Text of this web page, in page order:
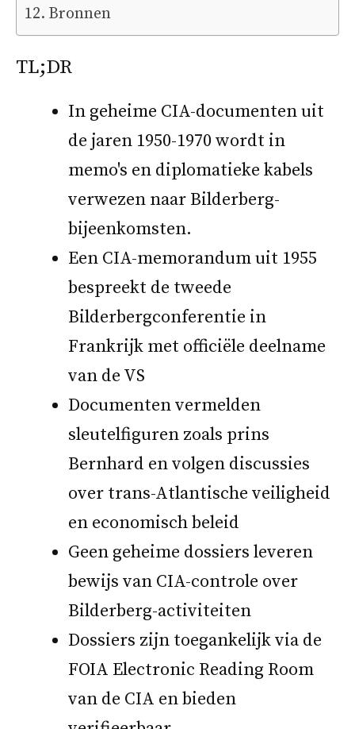
Bronnen
TL;DR
In geheime CIA-documenten uit
de jaren 1950-1970 wordt in
memo's en diplomatieke kabels
verwezen naar Bilderberg-
bijeenkomsten.
Een CIA-memorandum uit 1955
bespreekt de tweede
Bilderbergconferentie in
Frankrijk met officiële deelname
van de VS
Documenten vermelden
sleutelfiguren zoals prins
Bernhard en volgen discussies
over trans-Atlantische veiligheid
en economisch beleid
Geen geheime dossiers leveren
bewijs van CIA-controle over
Bilderberg-activiteiten
Dossiers zijn toegankelijk via de
FOIA Electronic Reading Room
van de CIA en bieden